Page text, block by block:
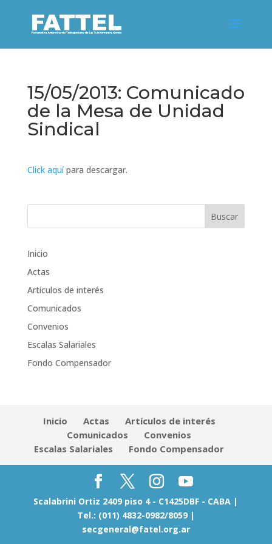
15/05/2013: Comunicado
de la Mesa de Unidad
Sindical
Click aquípara descargar.
Inicio
Actas
Artículos de interés
Comunicados
Convenios
Escalas Salariales
Fondo Compensador
Inicio Actas
Artículos de interés
Comunicados
Convenios
Escalas Salariales
Fondo Compensador
Scalabrini Ortiz 2409 piso 4 - C1425DBF - CABA |
Tel.: (011) 4832-0982/8059 |
secgeneral@fatel.org.ar